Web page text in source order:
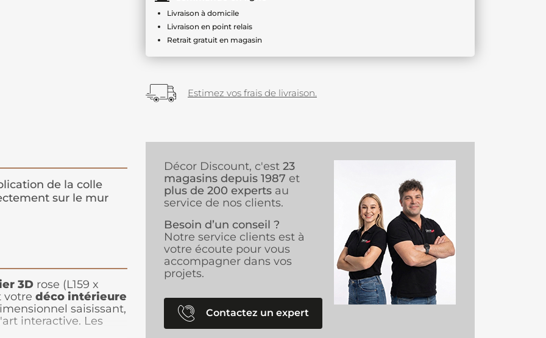
Livraison à domicile
Livraison en point relais
Retrait gratuit en magasin
Estimez vos frais de livraison.
de la colle
sur le mur
3D rose (L159 x
votre déco intérieure
saisissant,
interactive. Les
Décor Discount, c'est 23
magasins depuis 1987 et
plus de 200 experts au
service de nos clients.
Besoin d’un conseil ?
Notre service clients est à
votre écoute pour vous
accompagner dans vos
projets.
Contactez un expert